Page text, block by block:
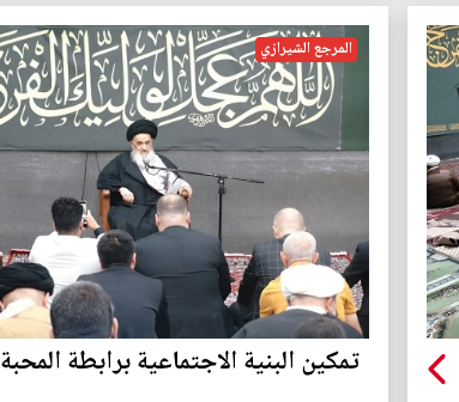
المرجع الشيرازي
تمكين البنية الاجتماعية برابطة المحبة